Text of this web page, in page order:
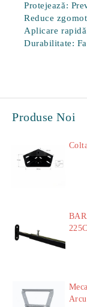
Protejează:
Reduce
Aplicare
Durabilitate:
Produse Noi